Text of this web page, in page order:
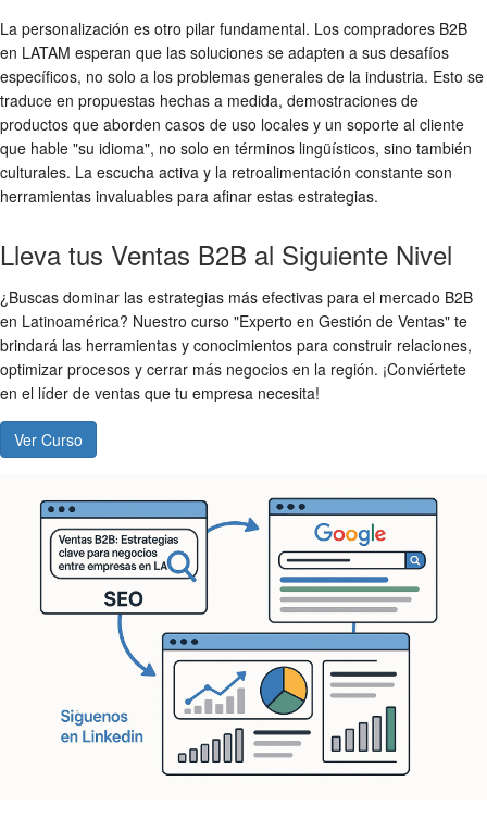
La personalización es otro pilar fundamental. Los compradores B2B
en LATAM esperan que las soluciones se adapten a sus desafíos
específicos, no solo a los problemas generales de la industria. Esto se
traduce en propuestas hechas a medida, demostraciones de
productos que aborden casos de uso locales y un soporte al cliente
que hable "su idioma", no solo en términos lingüísticos, sino también
culturales. La escucha activa y la retroalimentación constante son
herramientas invaluables para afinar estas estrategias.
Lleva tus Ventas B2B al Siguiente Nivel
¿Buscas dominar las estrategias más efectivas para el mercado B2B
en Latinoamérica? Nuestro curso "Experto en Gestión de Ventas" te
brindará las herramientas y conocimientos para construir relaciones,
optimizar procesos y cerrar más negocios en la región. ¡Conviértete
en el líder de ventas que tu empresa necesita!
Ver Curso